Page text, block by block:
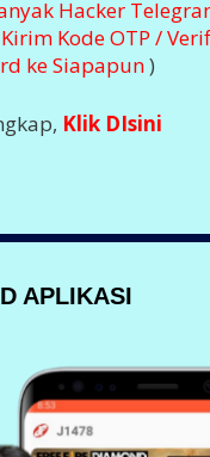
Hacker
Kode OTP /
ke Siapapun)
Klik DIsini
APLIKASI